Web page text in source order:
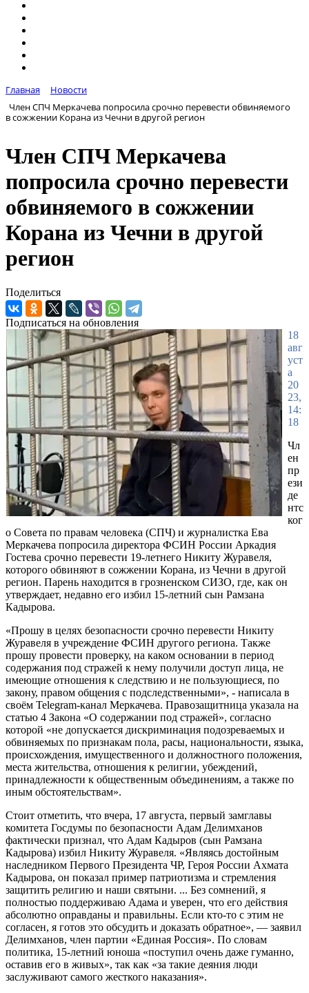
Главная
Новости
Член СПЧ Меркачева попросила срочно перевести обвиняемого
в сожжении Корана из Чечни в другой регион
Член СПЧ Меркачева
попросила срочно перевести
обвиняемого в сожжении
Корана из Чечни в другой
регион
Поделиться
Подписаться на обновления
18
авг
уст
а
20
23,
14:
18
Чл
ен
пр
ези
де
нтс
ког
о Совета по правам человека (СПЧ) и журналистка Ева
Меркачева попросила директора ФСИН России Аркадия
Гостева срочно перевести 19-летнего Никиту Журавеля,
которого обвиняют в сожжении Корана, из Чечни в другой
регион. Парень находится в грозненском СИЗО, где, как он
утверждает, недавно его избил 15-летний сын Рамзана
Кадырова.
«Прошу в целях безопасности срочно перевести Никиту
Журавеля в учреждение ФСИН другого региона. Также
прошу провести проверку, на каком основании в период
содержания под стражей к нему получили доступ лица, не
имеющие отношения к следствию и не пользующиеся, по
закону, правом общения с подследственными», - написала в
своём Telegram-канал Меркачева. Правозащитница указала на
статью 4 Закона «О содержании под стражей», согласно
которой «не допускается дискриминация подозреваемых и
обвиняемых по признакам пола, расы, национальности, языка,
происхождения, имущественного и должностного положения,
места жительства, отношения к религии, убеждений,
принадлежности к общественным объединениям, а также по
иным обстоятельствам».
Стоит отметить, что вчера, 17 августа, первый замглавы
комитета Госдумы по безопасности Адам Делимханов
фактически признал, что Адам Кадыров (сын Рамзана
Кадырова) избил Никиту Журавеля. «Являясь достойным
наследником Первого Президента ЧР, Героя России Ахмата
Кадырова, он показал пример патриотизма и стремления
защитить религию и наши святыни. ... Без сомнений, я
полностью поддерживаю Адама и уверен, что его действия
абсолютно оправданы и правильны. Если кто-то с этим не
согласен, я готов это обсудить и доказать обратное», — заявил
Делимханов, член партии «Единая Россия». По словам
политика, 15-летний юноша «поступил очень даже гуманно,
оставив его в живых», так как «за такие деяния люди
заслуживают самого жесткого наказания».